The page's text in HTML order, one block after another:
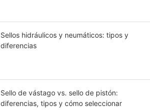
Sellos hidráulicos y neumáticos: tipos y
diferencias
Sello de vástago vs. sello de pistón:
diferencias, tipos y cómo seleccionar